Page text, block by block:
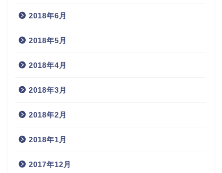
2018年6月
2018年5月
2018年4月
2018年3月
2018年2月
2018年1月
2017年12月